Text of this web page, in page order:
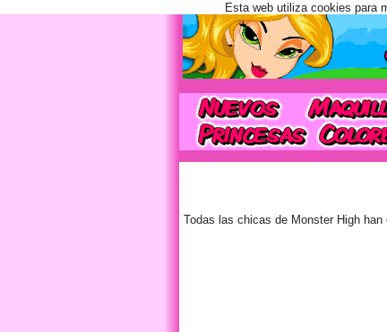
Todas las chicas de Monster High
Esta web utiliza cookies para